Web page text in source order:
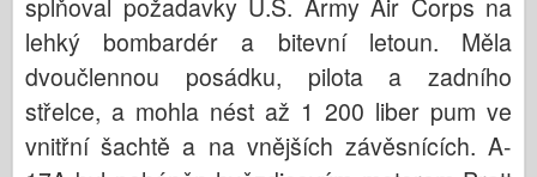
splňoval požadavky U.S. Army Air Corps na
lehký bombardér a bitevní letoun. Měla
dvoučlennou posádku, pilota a zadního
střelce, a mohla nést až 1 200 liber pum ve
vnitřní šachtě a na vnějších závěsnících. A-